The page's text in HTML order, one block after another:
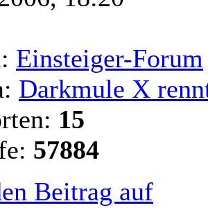
Einsteiger-Forum
Darkmule X
15
57884
Beitrag auf